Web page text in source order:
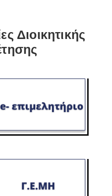
Διοικητικής